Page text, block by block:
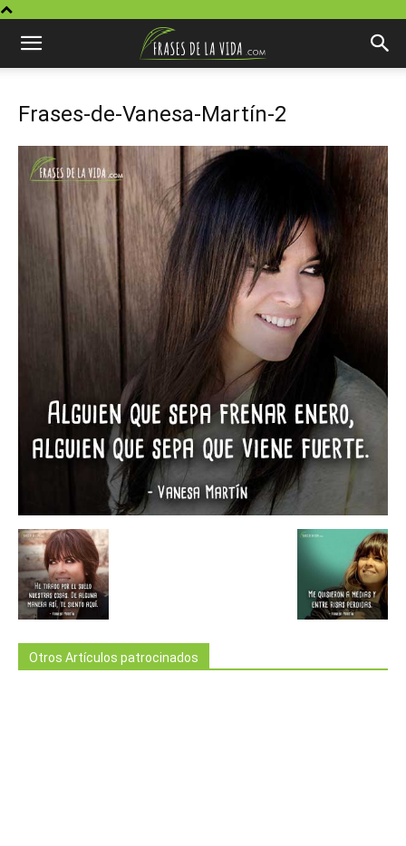
Frases-de-Vanesa-Martín-2
Otros Artículos patrocinados